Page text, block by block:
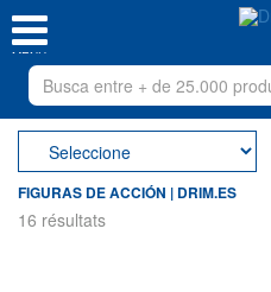
MENU
FIGURAS DE ACCIÓN | DRIM.ES
16 résultats